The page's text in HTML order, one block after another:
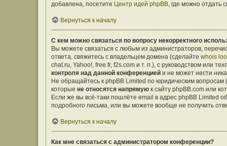
добавлена, посетите Центр идей phpBB, где можно отдать
Вернуться к началу
С кем можно связаться по вопросу некорректного
Вы можете связаться с любым из администраторов,
ответа, свяжитесь с владельцем домена (сделайте whois
chat.ru, Yahoo!, free.fr, f2s.com и т. п.), с руководством или
контроля над данной конференцией и не может нести
Не обращайтесь к phpBB Limited по юридическим вопросам
которые не относятся напрямую к сайту phpBB.com или
Если же вы всё-таки пошлёте email в адрес phpBB Limited
подробного письма, или вы можете вообще не получить
Вернуться к началу
Как мне связаться с администратором конференции?